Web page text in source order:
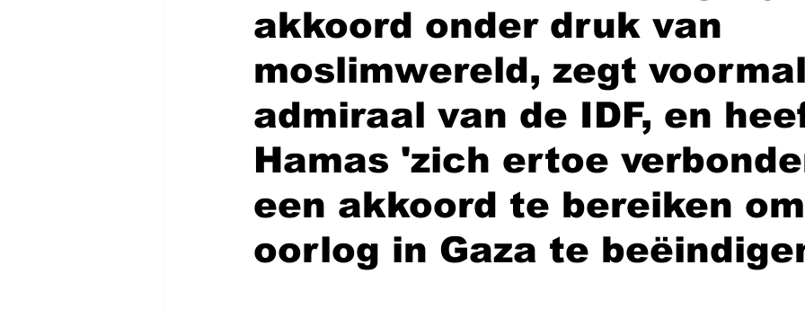
akkoord onder druk van
moslimwereld, zegt
admiraal van de IDF, en
Hamas 'zich ertoe
een akkoord te bereiken
oorlog in Gaza te